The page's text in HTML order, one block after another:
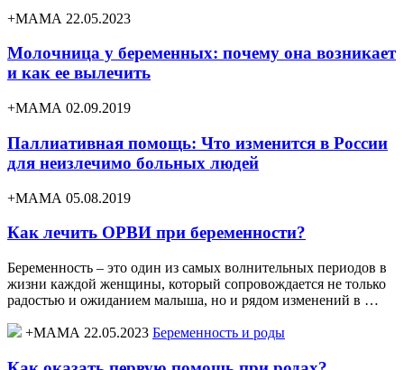
+МАМА 22.05.2023
Молочница у беременных: почему она возникает
и как ее вылечить
+МАМА 02.09.2019
Паллиативная помощь: Что изменится в России
для неизлечимо больных людей
+МАМА 05.08.2019
Как лечить ОРВИ при беременности?
Беременность – это один из самых волнительных периодов в
жизни каждой женщины, который сопровождается не только
радостью и ожиданием малыша, но и рядом изменений в …
+МАМА 22.05.2023 Беременность и роды